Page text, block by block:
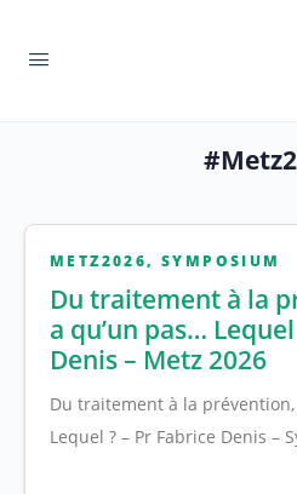
METZ2026,SYMPOSIUM
Du traitement à la
a qu’un pas…
Denis – Metz 2026
Du traitement à la prévention,
Lequel ? – Pr Fabrice Denis –